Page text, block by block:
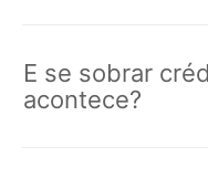
E se sobrar
acontece?